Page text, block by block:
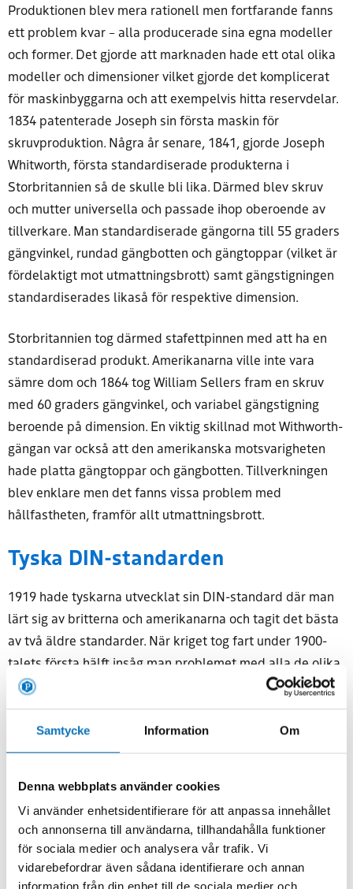
Samtycke Information Om
Denna webbplats använder cookies
Vi använder enhetsidentifierare för att anpassa innehållet
och annonserna till användarna, tillhandahålla funktioner
för sociala medier och analysera vår trafik. Vi
vidarebefordrar även sådana identifierare och annan
Produktionen blev mera rationell men fortfarande fanns
ett problem kvar – alla producerade sina egna modeller
och former. Det gjorde att marknaden hade ett otal olika
modeller och dimensioner vilket gjorde det komplicerat
för maskinbyggarna och att exempelvis hitta reservdelar.
1834 patenterade Joseph sin första maskin för
skruvproduktion. Några år senare, 1841, gjorde Joseph
Whitworth, första standardiserade produkterna i
Storbritannien så de skulle bli lika. Därmed blev skruv
och mutter universella och passade ihop oberoende av
tillverkare. Man standardiserade gängorna till 55 graders
gängvinkel, rundad gängbotten och gängtoppar (vilket är
fördelaktigt mot utmattningsbrott) samt gängstigningen
standardiserades likaså för respektive dimension.
Storbritannien tog därmed stafettpinnen med att ha en
standardiserad produkt. Amerikanarna ville inte vara
sämre dom och 1864 tog William Sellers fram en skruv
med 60 graders gängvinkel, och variabel gängstigning
beroende på dimension. En viktig skillnad mot Withworth-
gängan var också att den amerikanska motsvarigheten
hade platta gängtoppar och gängbotten. Tillverkningen
blev enklare men det fanns vissa problem med
hållfastheten, framför allt utmattningsbrott.
Tyska DIN-standarden
1919 hade tyskarna utvecklat sin DIN-standard där man
lärt sig av britterna och amerikanarna och tagit det bästa
av två äldre standarder. När kriget tog fart under 1900-
talets första hälft insåg man problemet med alla de olika
gängor som fanns. Reservdelar och reparationer blev ett
problem. Därför kom USA, Storbritannien och Kanade
1948 överens om skapa en gemensam standard, UTS –
Unified Thread Standard för de länder som använde de
standarder gjorde till slut att ISO M-gängan togs fram och
används än idag. Det har underlättat kraftigt för alla
industriländer i världen. I samband med detta blev också
kvaliteten jämnare då materialets egenskaper och
testmetoder togs fram.